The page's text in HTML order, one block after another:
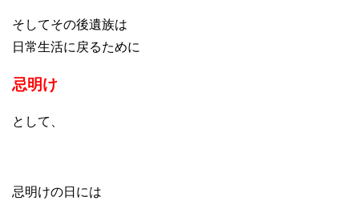
そしてその後遺族は
日常生活に戻るために
忌明け
として、
忌明けの日には